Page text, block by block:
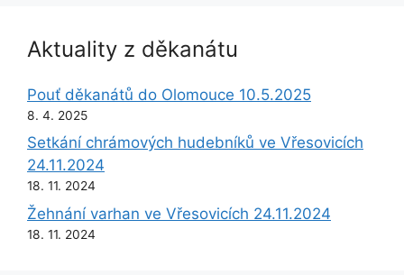
Aktuality z děkanátu
Pouť děkanátů do Olomouce 10.5.2025
8. 4. 2025
Setkání chrámových hudebníků ve Vřesovicích
24.11.2024
18. 11. 2024
Žehnání varhan ve Vřesovicích 24.11.2024
18. 11. 2024